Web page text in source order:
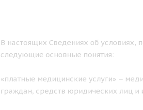
В настоящих Сведениях об условиях,
следующие основные понятия:
«платные медицинские услуги» –
граждан, средств юридических лиц и